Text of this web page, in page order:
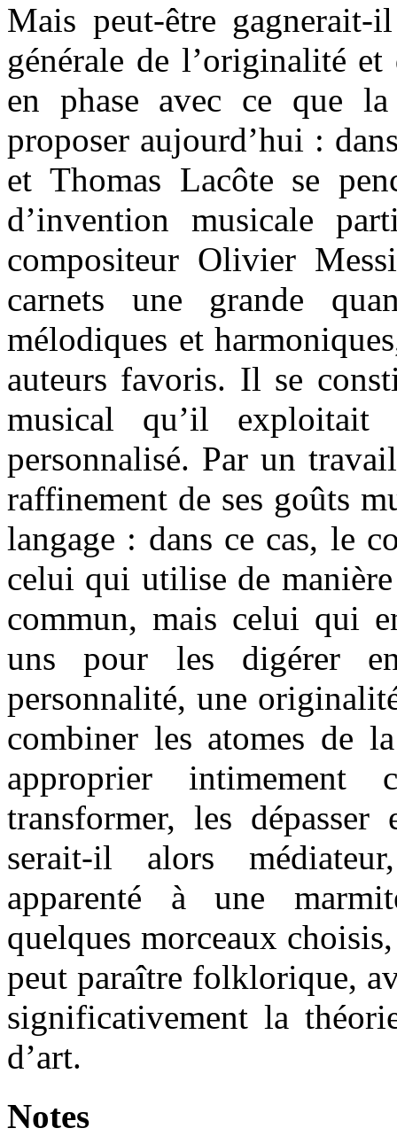
Mais peut-être gagnerait-
générale de l’originalité
en phase avec ce que
proposer aujourd’hui :
et Thomas Lacôte se
d’invention musicale
compositeur Olivier
carnets une grande
mélodiques et
auteurs favoris. Il se
musical qu’il exploitait
personnalisé. Par un
raffinement de ses goûts
langage : dans ce cas, le
celui qui utilise de
commun, mais celui qui
uns pour les digérer
personnalité, une
combiner les atomes de
approprier intimement
transformer, les
serait-il alors
apparenté à une
quelques morceaux
peut paraître folklorique,
significativement la
d’art.
Notes